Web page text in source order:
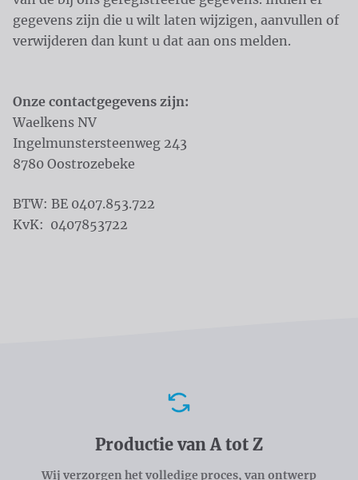
gegevens zijn die u wilt laten wijzigen, aanvullen of
verwijderen dan kunt u dat aan ons melden.
Onze contactgegevens zijn:
Waelkens NV
Ingelmunstersteenweg 243
8780 Oostrozebeke
BTW: BE 0407.853.722
KvK: 0407853722
Productie van A tot Z
Wij verzorgen het volledige proces, van ontwerp